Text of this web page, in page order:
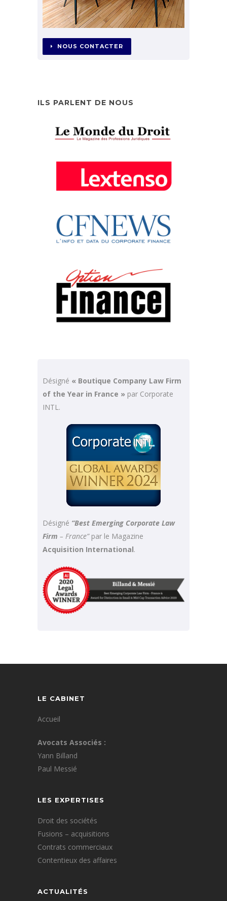
NOUS CONTACTER
ILS PARLENT DE NOUS
Désigné « Boutique Company Law Firm
of the Year in France » par Corporate
INTL.
Désigné “Best Emerging Corporate Law
Firm – France”par le Magazine
Acquisition International.
LE CABINET
Accueil
Avocats Associés :
Yann Billand
Paul Messié
LES EXPERTISES
Droit des sociétés
Fusions – acquisitions
Contrats commerciaux
Contentieux des affaires
ACTUALITÉS